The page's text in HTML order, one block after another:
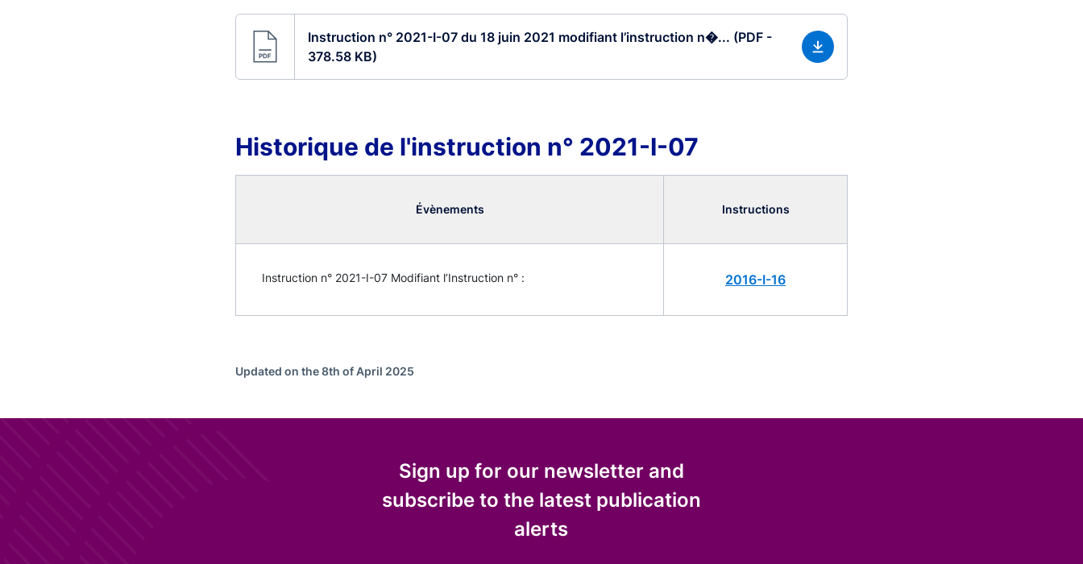
Instruction n° 2021-I-07 du 18 juin 2021 modifiant l’instruction n�... (PDF -
378.58 KB)
Historique de l'instruction n° 2021-I-07
Évènements Instructions
Instruction n° 2021-I-07 Modifiant l’Instruction n° : 2016-I-16
Updated on the 8th of April 2025
Sign up for our newsletter and
subscribe to the latest publication
alerts